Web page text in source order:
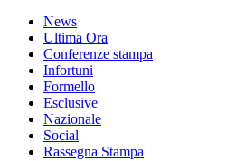
News
Ultima Ora
Conferenze stampa
Infortuni
Formello
Esclusive
Nazionale
Social
Rassegna Stampa